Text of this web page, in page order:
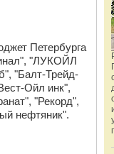
Петербурга
"ЛУКОЙЛ
"Балт-Трейд-
Ойл инк",
"Рекорд",
нефтяник".